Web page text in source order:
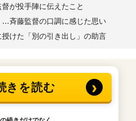
が投手陣に伝えたこと
…斉藤監督の口調に感じた思い
けた「別の引き出し」の助言